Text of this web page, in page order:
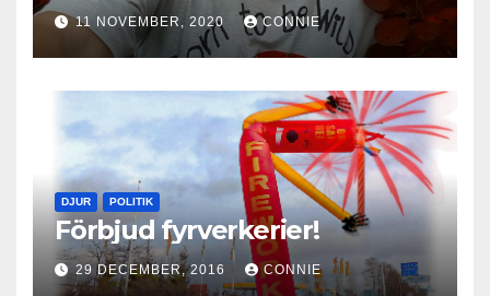
11 NOVEMBER, 2020 CONNIE
DJUR POLITIK
Förbjud fyrverkerier!
29 DECEMBER, 2016 CONNIE